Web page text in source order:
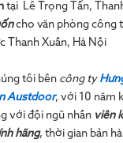
tại Lê Trọng Tấn,
cho văn phòng công
Thanh Xuân, Hà Nội
tôi bên công ty
Austdoor, với 10 năm
với đội ngũ nhân viên
hãng, thời gian bản